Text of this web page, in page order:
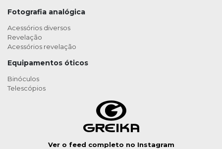
Fotografia analógica
Acessórios diversos
Revelação
Acessórios revelação
Equipamentos óticos
Binóculos
Telescópios
Ver o feed completo no Instagram